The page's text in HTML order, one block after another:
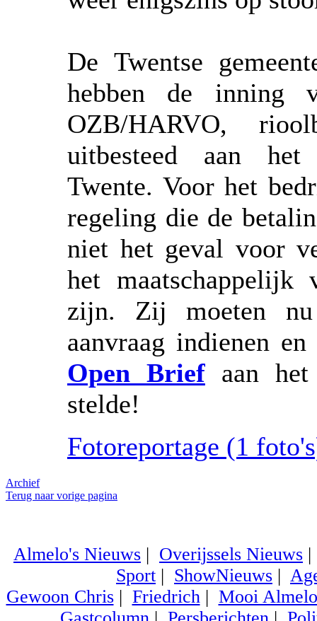
De Twentse
hebben de inning
OZB/HARVO,
uitbesteed aan het
Twente. Voor het
regeling die de
niet het geval voor
het maatschappelijk
zijn. Zij moeten
aanvraag indienen
Open Briefaan het
stelde!
Fotoreportage (1
Archief
Terug naar vorige pagina
Almelo's Nieuws | Overijssels Nieuws
Sport | ShowNieuws |
Gewoon Chris| Friedrich| Mooi Almelo